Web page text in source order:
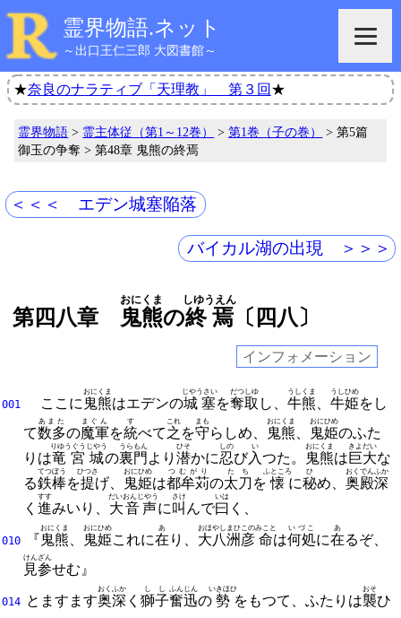
霊界物語.ネット
～出口王仁三郎 大図書館～
★奈良のナラティブ「天理教」 第３回 ★
霊界物語 > 霊主体従（第1～12巻） >第1巻（子の巻）
> 第5篇
御玉の争奪 > 第48章 鬼熊の終焉
＜＜＜ エデン城塞陥落
バイカル湖の出現 ＞＞＞
第四八章 鬼熊
おにくま
の終焉
しゆうえん
〔四八〕
インフォメーション
001 ここに 鬼熊
おにくま
はエデンの城塞
じやうさい
を奪取
だつしゆ
し、牛熊
うしくま
、牛姫
うしひめ
をし
て数多
あまた
の魔軍
まぐん
を統
す
べて之
これ
を守
まも
らしめ、 鬼熊
おにくま
鬼姫
おにひめ
のふた
りは竜宮城
りゆうぐうじやう
の裏門
うらもん
より 潜
ひそ
かに忍
しの
び入
い
つた。 鬼熊
おにくま
は巨大
きよだい
な
る鉄棒
てつぼう
を提
ひつさ
げ、 鬼姫
おにひめ
は都牟苅
つむがり
の太刀
たち
を 懐
ふところ
に秘
ひ
め、 奥殿
おくでん
深
ふか
く 進
すす
みいり、 大音声
だいおんじやう
に叫
さけ
んで曰
いは
く、
010 『鬼熊
おにくま
鬼姫
おにひめ
これに在
あ
り、 大八洲彦
おほやしまひこの
命
みこと
は何処
いづこ
に在
あ
るぞ、
見参
けんざん
せむ』
014 とますます奥深
おくふか
く獅子
しし
奮迅
ふんじん
の 勢
いきほひ
をもつて、ふたりは襲
おそ
ひ